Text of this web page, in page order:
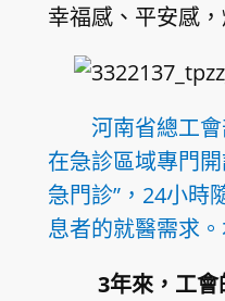
幸福感、平安感
河南省總工
在急診區域專門
急門診”，24小時
息者的就醫需求
3年來，工會